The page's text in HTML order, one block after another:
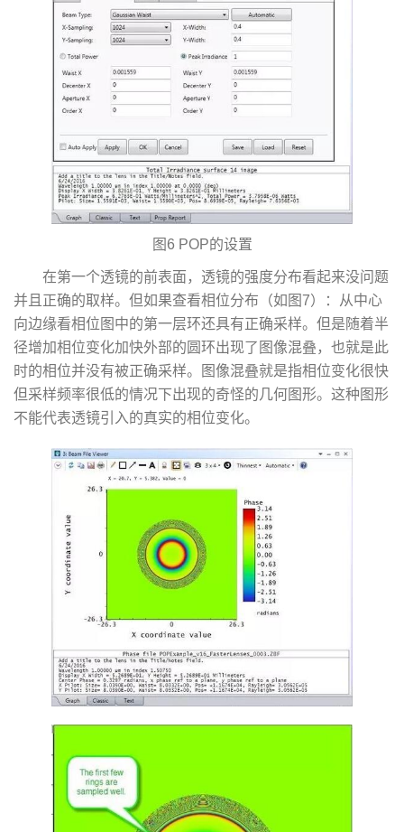
图6 POP的设置
在第一个透镜的前表面，透镜的强度分布看起来没问题
并且正确的取样。但如果查看相位分布（如图7）：从中心
向边缘看相位图中的第一层环还具有正确采样。但是随着半
径增加相位变化加快外部的圆环出现了图像混叠，也就是此
时的相位并没有被正确采样。图像混叠就是指相位变化很快
但采样频率很低的情况下出现的奇怪的几何图形。这种图形
不能代表透镜引入的真实的相位变化。